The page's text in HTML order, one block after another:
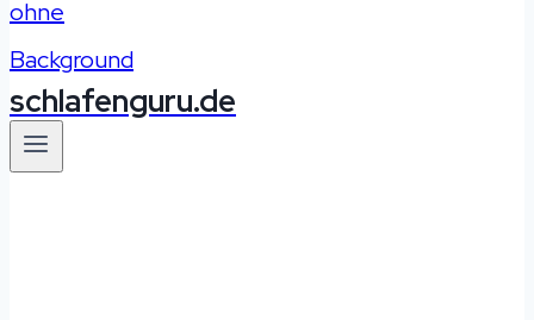
schlafenguru.de